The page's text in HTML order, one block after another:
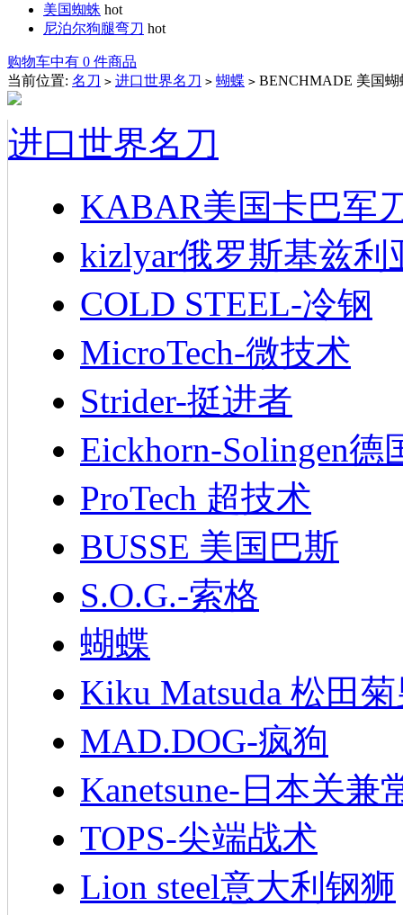
美国蜘蛛 hot
尼泊尔狗腿弯刀 hot
购物车中有 0 件商品
当前位置: 名刀 > 进口世界名刀 > 蝴蝶 > BENCHMADE 美国蝴
进口世界名刀
KABAR美国卡巴军
kizlyar俄罗斯基兹利
COLD STEEL-冷钢
MicroTech-微技术
Strider-挺进者
Eickhorn-Solingen德
ProTech 超技术
BUSSE 美国巴斯
S.O.G.-索格
蝴蝶
Kiku Matsuda 松田
MAD.DOG-疯狗
Kanetsune-日本关兼
TOPS-尖端战术
Lion steel意大利钢狮